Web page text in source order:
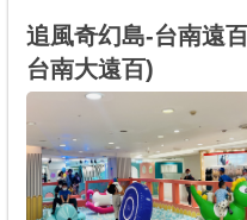
追風奇幻島-台南遠
台南大遠百)